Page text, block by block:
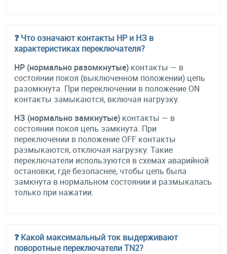
❓ Что означают контакты НР и НЗ в
характеристиках переключателя?
НР (нормально разомкнутые) контакты — в
состоянии покоя (выключенном положении) цепь
разомкнута. При переключении в положение ON
контакты замыкаются, включая нагрузку.
НЗ (нормально замкнутые) контакты — в
состоянии покоя цепь замкнута. При
переключении в положение OFF контакты
размыкаются, отключая нагрузку. Такие
переключатели используются в схемах аварийной
остановки, где безопаснее, чтобы цепь была
замкнута в нормальном состоянии и размыкалась
только при нажатии.
❓ Какой максимальный ток выдерживают
поворотные переключатели TN2?